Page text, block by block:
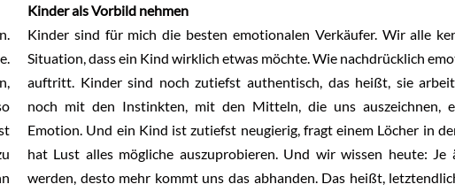
Kinder als Vorbild nehmen
Kinder sind für mich die besten emotionalen Verkäufer. Wir alle
Situation, dass ein Kind wirklich etwas möchte. Wie nachdrücklich
auftritt. Kinder sind noch zutiefst authentisch, das heißt, sie
noch mit den Instinkten, mit den Mitteln, die uns auszeichnen,
Emotion. Und ein Kind ist zutiefst neugierig, fragt einem Löcher in
hat Lust alles mögliche auszuprobieren. Und wir wissen heute: Je
werden, desto mehr kommt uns das abhanden. Das heißt,